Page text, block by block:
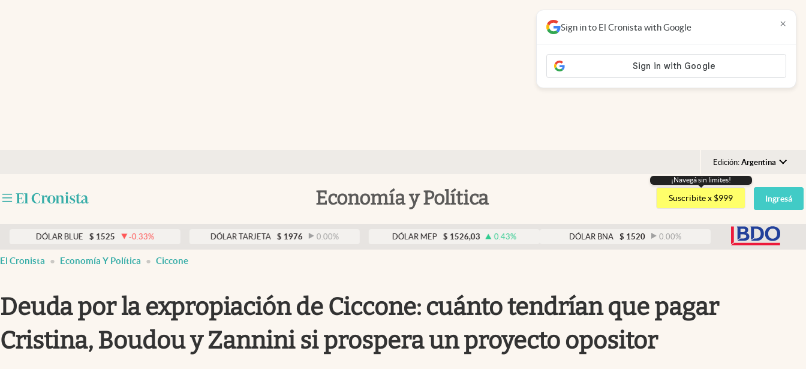
Edición: Argentina
Argentina
España
USA
Economía y Política
Mundial 2026
¡Navegá sin limites!
Suscribite x $999 Ingresá
BLUE $ 1525 -0.33% DÓLAR TARJETA $ 1976 0.00% DÓLAR MEP $ 1526,03 0.43% DÓLAR BNA $ 1520 0.00% DÓLAR BLUE $ 1525
Sign in to El Cronista with Google ×
El Cronista Economía Y Política Ciccone
Deuda por la expropiación de Ciccone: cuánto tendrían que pagar
Cristina, Boudou y Zannini si prospera un proyecto opositor